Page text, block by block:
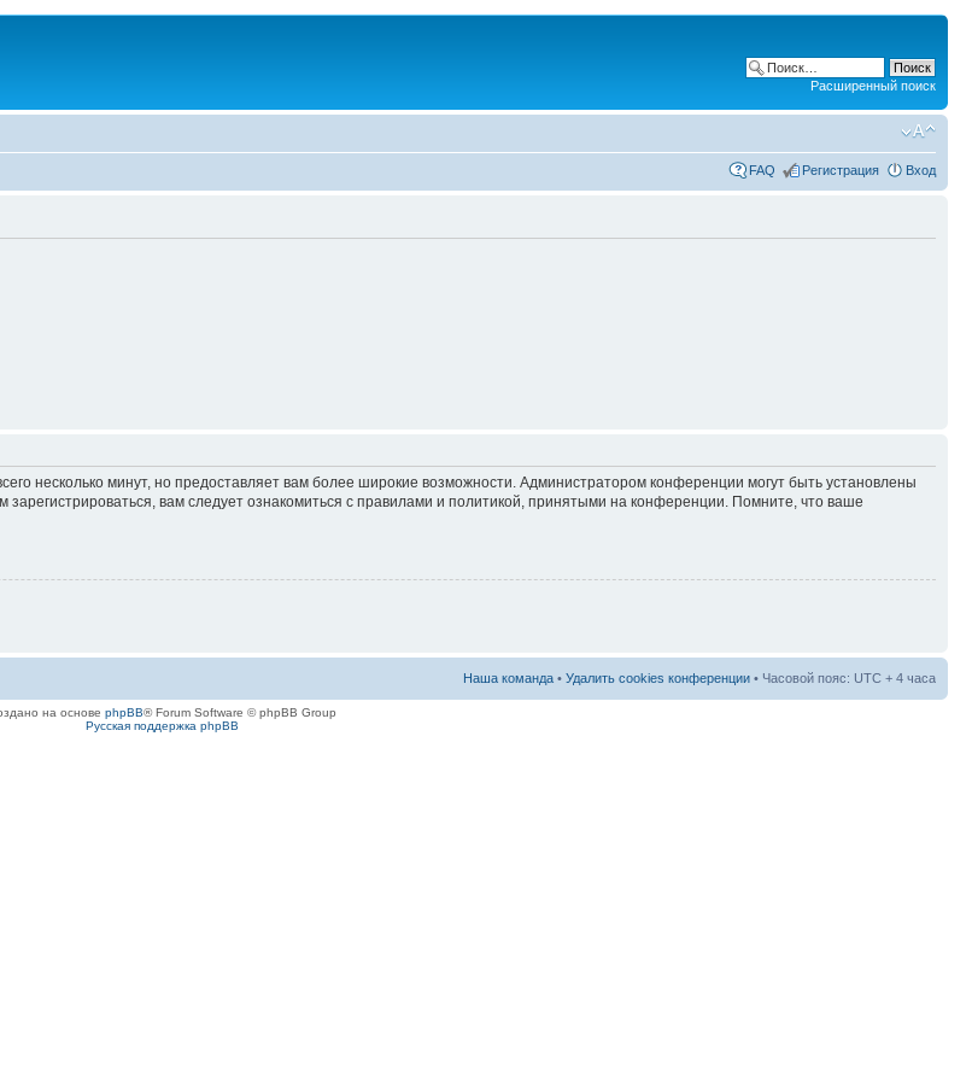
Расширенный поиск
FAQ Регистрация Вход
несколько минут, но предоставляет вам более широкие возможности. Администратором конференции могут быть установлены
вам следует ознакомиться с правилами и политикой, принятыми на конференции. Помните, что ваше
Наша команда • Удалить cookies конференции • Часовой пояс: UTC + 4 часа
на основе phpBB® Forum Software © phpBB Group
Русская поддержка phpBB